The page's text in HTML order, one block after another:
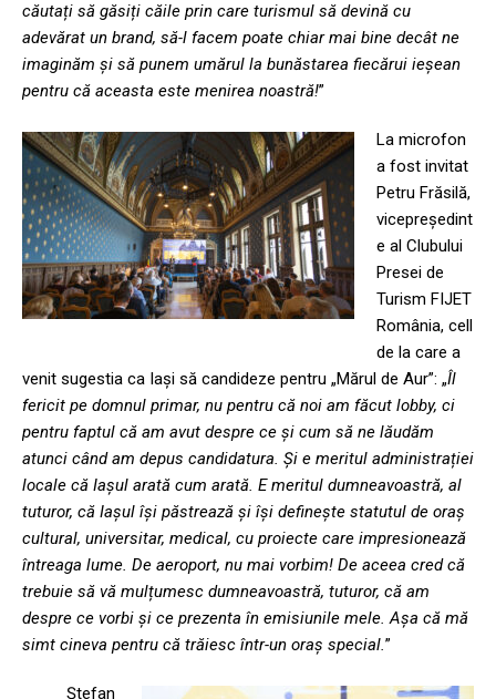
căutați să găsiți căile prin care turismul să devină cu
adevărat un brand, să-l facem poate chiar mai bine decât ne
imaginăm și să punem umărul la bunăstarea fiecărui ieșean
pentru că aceasta este menirea noastră!”
La microfon
a fost invitat
Petru Frăsilă,
vicepreședint
e al Clubului
Presei de
Turism FIJET
România, cell
de la care a
venit sugestia ca Iași să candideze pentru „Mărul de Aur”: „Îl
fericit pe domnul primar, nu pentru că noi am făcut lobby, ci
pentru faptul că am avut despre ce și cum să ne lăudăm
atunci când am depus candidatura. Și e meritul administrației
locale că Iașul arată cum arată. E meritul dumneavoastră, al
tuturor, că Iașul își păstrează și își definește statutul de oraș
cultural, universitar, medical, cu proiecte care impresionează
întreaga lume. De aeroport, nu mai vorbim! De aceea cred că
trebuie să vă mulțumesc dumneavoastră, tuturor, că am
despre ce vorbi și ce prezenta în emisiunile mele. Așa că mă
simt cineva pentru că trăiesc într-un oraș special.”
Ștefan